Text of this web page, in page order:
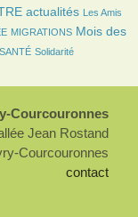
actualités Les Amis
MIGRATIONS Mois des
SANTÉ Solidarité
Courcouronnes
Jean Rostand
Courcouronnes
contact